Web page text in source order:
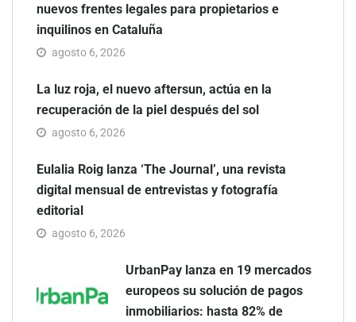
nuevos frentes legales para propietarios e
inquilinos en Cataluña
agosto 6, 2026
La luz roja, el nuevo aftersun, actúa en la
recuperación de la piel después del sol
agosto 6, 2026
Eulalia Roig lanza ‘The Journal’, una revista
digital mensual de entrevistas y fotografía
editorial
agosto 6, 2026
UrbanPay lanza en 19 mercados
europeos su solución de pagos
inmobiliarios: hasta 82% de